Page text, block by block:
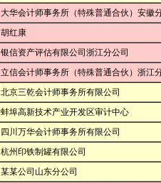
大华会计师事务所（特殊普通合伙）安徽
胡红康
银信资产评估有限公司浙江分公司
立信会计师事务所（特殊普通合伙）浙江
北京三乾会计师事务所有限公司
蚌埠高新技术产业开发区审计中心
四川万华会计师事务所有限公司
杭州印铁制罐有限公司
某某公司山东分公司